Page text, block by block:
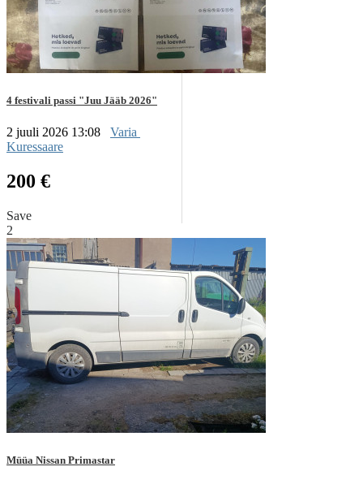
4 festivali passi "Juu Jääb 2026"
2 juuli 2026 13:08
Varia
Kuressaare
200 €
Save
2
Müüa Nissan Primastar